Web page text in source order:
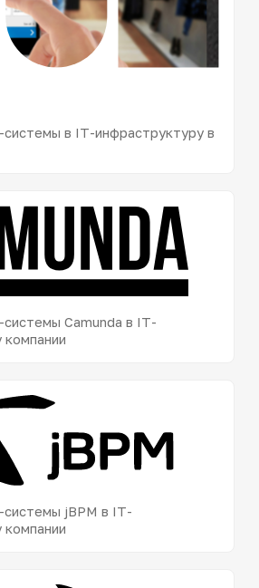
в IT-инфраструктуру в
Camunda в IT-
компании
jBPM в IT-
компании